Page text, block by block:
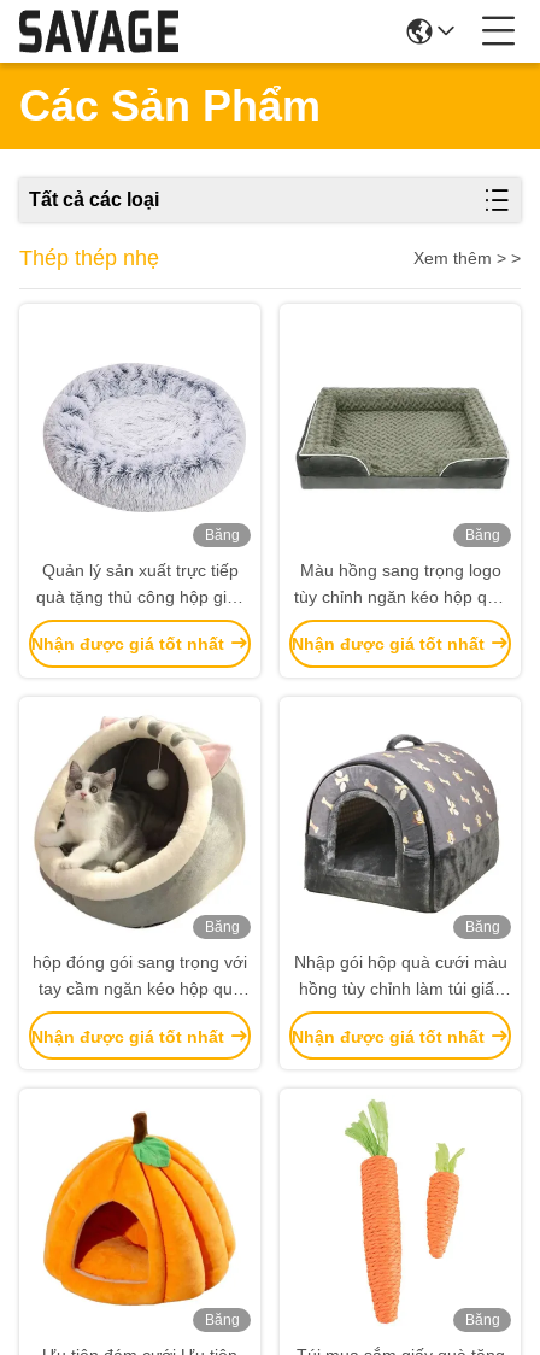
Các Sản Phẩm
Tất cả các loại
Thép thép nhẹ Xem thêm > >
Băng
Quản lý sản xuất trực tiếp
quà tặng thủ công hộp giấy
hộp quà sinh nhật hộp mỹ
phẩm bao bì hộp giấy
Nhận được giá tốt nhất
Băng
Màu hồng sang trọng logo
tùy chỉnh ngăn kéo hộp quà
đóng gói túi xách hộp đóng
gói
Nhận được giá tốt nhất
Băng
hộp đóng gói sang trọng với
tay cầm ngăn kéo hộp quà
gói phong phú Bọc giấy hộp
quà tùy chỉnh
Nhận được giá tốt nhất
Băng
Nhập gói hộp quà cưới màu
hồng tùy chỉnh làm túi giấy
cho lễ cưới
Nhận được giá tốt nhất
Băng
Băng